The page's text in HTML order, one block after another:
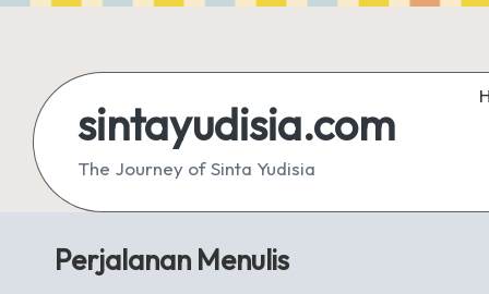
sintayudisia.com
The Journey of Sinta Yudisia
Perjalanan Menulis